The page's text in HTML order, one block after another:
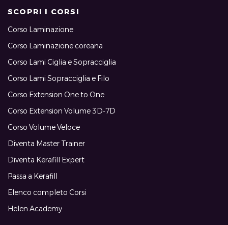
SCOPRI I CORSI
Corso Laminazione
Corso Laminazione coreana
Corso Lami Ciglia e Sopracciglia
Corso Lami Sopracciglia e Filo
Corso Extension One to One
Corso Extension Volume 3D-7D
Corso Volume Veloce
Diventa Master Trainer
Diventa Kerafill Expert
Passa a Kerafill
Elenco completo Corsi
Helen Academy